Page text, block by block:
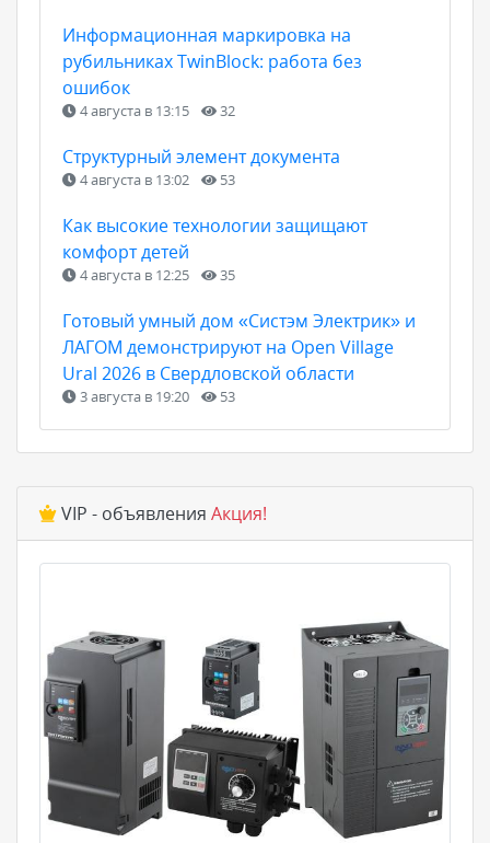
Информационная маркировка на
рубильниках TwinBlock: работа без
ошибок
4 августа в 13:15 32
Структурный элемент документа
4 августа в 13:02 53
Как высокие технологии защищают
комфорт детей
4 августа в 12:25 35
Готовый умный дом «Систэм Электрик» и
ЛАГОМ демонстрируют на Open Village
Ural 2026 в Свердловской области
3 августа в 19:20 53
VIP - объявления Акция!